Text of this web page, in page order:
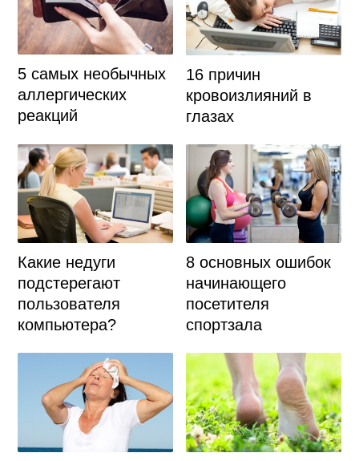
5 самых необычных
аллергических
реакций
16 причин
кровоизлияний в
глазах
Какие недуги
подстерегают
пользователя
компьютера?
8 основных ошибок
начинающего
посетителя
спортзала